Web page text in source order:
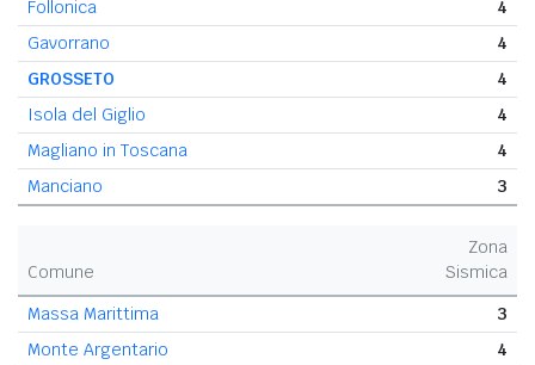
Follonica
4
Gavorrano
4
GROSSETO
4
Isola del Giglio
4
Magliano in Toscana
4
Manciano
3
Comune
Zona
Sismica
Massa Marittima
3
Monte Argentario
4